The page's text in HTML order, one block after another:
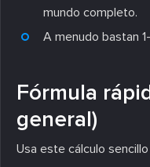
mundo completo.
A menudo bastan
Fórmula
general)
Usa este cálculo